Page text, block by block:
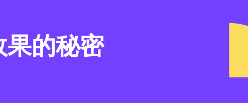
果的秘密